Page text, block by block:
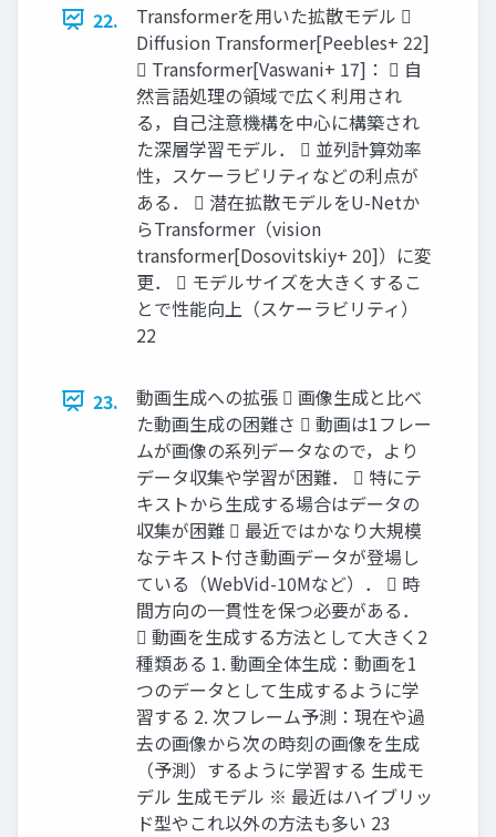
22.
Transformerを用いた拡散モデル 
Diffusion Transformer[Peebles+ 22]
 Transformer[Vaswani+ 17]：  自
然言語処理の領域で広く利用され
る，自己注意機構を中心に構築され
た深層学習モデル．  並列計算効率
性，スケーラビリティなどの利点が
ある．  潜在拡散モデルをU-Netか
らTransformer（vision
transformer[Dosovitskiy+ 20]）に変
更．  モデルサイズを大きくするこ
とで性能向上（スケーラビリティ）
22
23.
動画生成への拡張  画像生成と比べ
た動画生成の困難さ  動画は1フレー
ムが画像の系列データなので，より
データ収集や学習が困難．  特にテ
キストから生成する場合はデータの
収集が困難  最近ではかなり大規模
なテキスト付き動画データが登場し
ている（WebVid-10Mなど）．  時
間方向の一貫性を保つ必要がある．
 動画を生成する方法として大きく2
種類ある 1. 動画全体生成：動画を1
つのデータとして生成するように学
習する 2. 次フレーム予測：現在や過
去の画像から次の時刻の画像を生成
（予測）するように学習する 生成モ
デル 生成モデル ※ 最近はハイブリッ
ド型やこれ以外の方法も多い 23